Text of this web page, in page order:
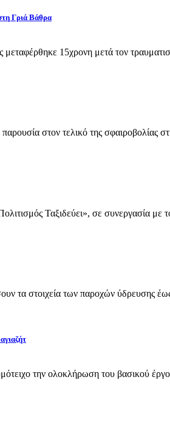
Γριά Βάθρα
15χρονη μετά τον
στον τελικό της σφαιροβολίας
Ταξιδεύει», σε συνεργασία με
τα στοιχεία των παροχών ύδρευσης
την ολοκλήρωση του βασικού